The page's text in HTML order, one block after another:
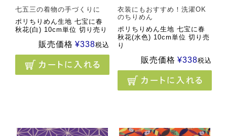
七五三の着物の手づくりに
ポリちりめん生地 七宝に春
秋花(白) 10cm単位 切り売り
販売価格 ¥338税込
衣装にもおすすめ！洗濯OK
のちりめん
ポリちりめん生地 七宝に春
秋花(水色) 10cm単位 切り売
り
販売価格 ¥338税込